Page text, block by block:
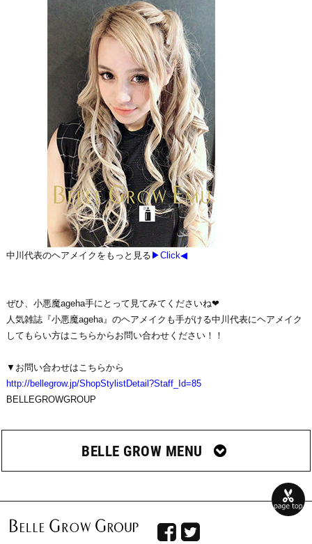
中川代表のヘアメイクをもっと見る ▶Click◀
ぜひ、小悪魔ageha手にとって見てみてくださいね❤
人気雑誌『小悪魔ageha』のヘアメイクも手がける中川代表にヘアメイク
してもらい方はこちらからお問い合わせください！！
▼お問い合わせはこちらから
http://bellegrow.jp/ShopStylistDetail?Staff_Id=85
BELLEGROWGROUP
BELLE GROW MENU
 